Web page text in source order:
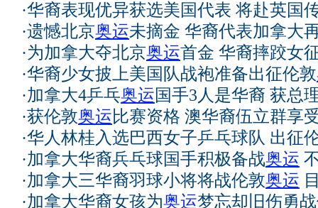
·华裔表现优异获选美国代表 将赴英国
·遗憾北京奥运未摘金 华裔代表加拿大
·为加拿大夺北京奥运首金 华裔摔跤女
·华裔少女披上美国队战袍准备出征伦敦
·加拿大4乒乓奥运国手3人是华裔 获总
·获伦敦奥运比赛资格 澳华裔伍立群享
·华人林桂入选巴西女子乒乓球队 出征
·加拿大华裔兵乓球国手积极备战奥运
·加拿大三华裔羽球小将将战伦敦奥运
·加拿大华裔女孩为奥运梦忘却旧伤勇